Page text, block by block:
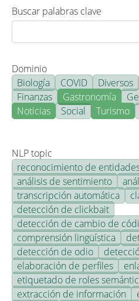
Buscar palabras clave
Dominio
Biología
COVID Diversos
Finanzas
Gastronomía
Noticias
Social Turismo
NLP topic
reconocimiento de
análisis de sentimiento
transcripción automática
detección de clickbait
detección de cambio de
comprensión lingüística
detección de odio
elaboración de perfiles
etiquetado de roles
extracción de información